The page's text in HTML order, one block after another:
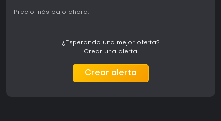
Precio más bajo ahora: - -
¿Esperando una mejor oferta?
Crear una alerta.
Crear alerta